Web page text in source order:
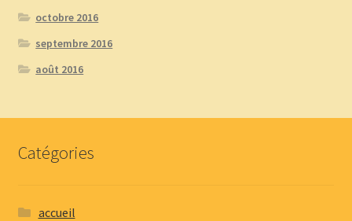
octobre 2016
septembre 2016
août 2016
Catégories
accueil